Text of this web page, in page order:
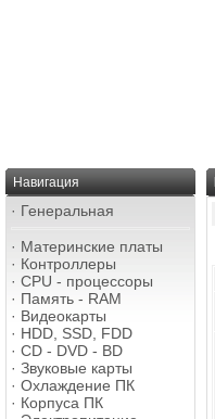
Навигация
· Генеральная
· Материнские платы
· Контроллеры
· CPU - процессоры
· Память - RAM
· Видеокарты
· HDD, SSD, FDD
· CD - DVD - BD
· Звуковые карты
· Охлаждение ПК
· Корпуса ПК